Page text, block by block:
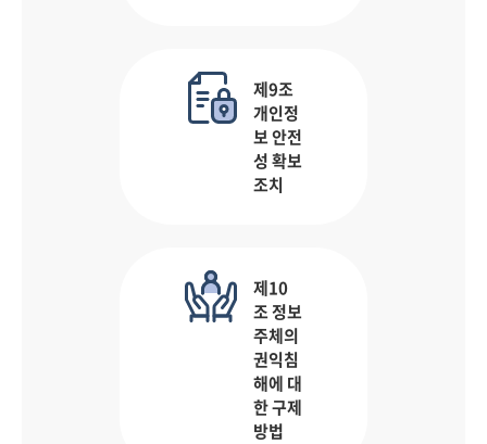
제9조
개인정
보 안전
성 확보
조치
제10
조 정보
주체의
권익침
해에 대
한 구제
방법